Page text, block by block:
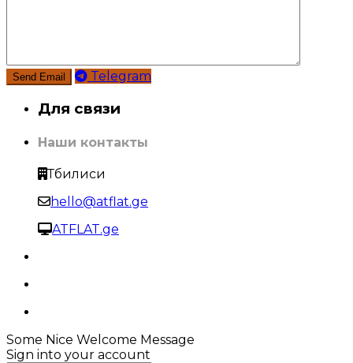
Telegram
Для связи
Наши контакты
Тбилиси
hello@atflat.ge
ATFLAT.ge
Some Nice Welcome Message
Sign into your account